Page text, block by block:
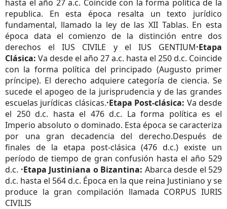
hasta el año 27 a.c. Coincide con la forma política de la
republica. En esta época resalta un texto jurídico
fundamental, llamado la ley de las XII Tablas. En esta
época data el comienzo de la distinción entre dos
derechos el IUS CIVILE y el IUS GENTIUM·Etapa
Clásica: Va desde el año 27 a.c. hasta el 250 d.c. Coincide
con la forma política del principado (Augusto primer
príncipe). El derecho adquiere categoría de ciencia. Se
sucede el apogeo de la jurisprudencia y de las grandes
escuelas jurídicas clásicas.·Etapa Post-clásica: Va desde
el 250 d.c. hasta el 476 d.c. La forma política es el
Imperio absoluto o dominado. Esta época se caracteriza
por una gran decadencia del derecho.Después de
finales de la etapa post-clásica (476 d.c.) existe un
período de tiempo de gran confusión hasta el año 529
d.c. ·Etapa Justiniana o Bizantina: Abarca desde el 529
d.c. hasta el 564 d.c. Época en la que reina Justiniano y se
produce la gran compilación llamada CORPUS IURIS
CIVILIS